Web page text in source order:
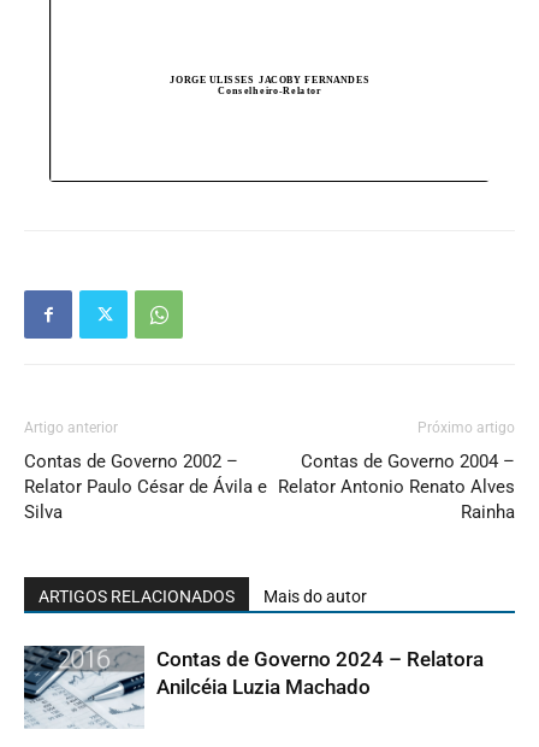
Artigo anterior
Contas de Governo 2002 –
Relator Paulo César de Ávila e
Silva
Próximo artigo
Contas de Governo 2004 –
Relator Antonio Renato Alves
Rainha
ARTIGOS RELACIONADOS Mais do autor
Contas de Governo 2024 – Relatora
Anilcéia Luzia Machado